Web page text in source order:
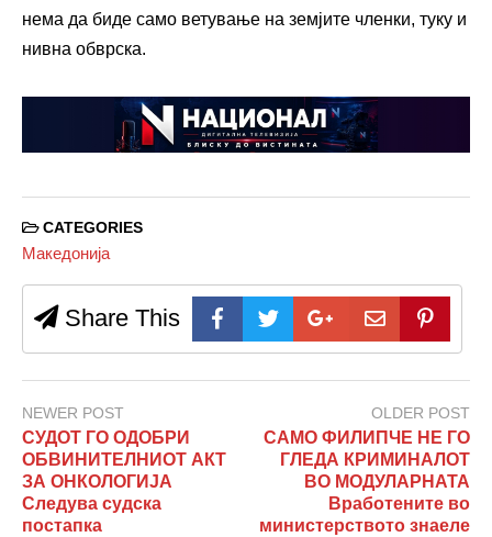
нема да биде само ветување на земјите членки, туку и
нивна обврска.
CATEGORIES
Македонија
Share This
NEWER POST
СУДОТ ГО ОДОБРИ
ОБВИНИТЕЛНИОТ АКТ
ЗА ОНКОЛОГИЈА
Следува судска
постапка
OLDER POST
САМО ФИЛИПЧЕ НЕ ГО
ГЛЕДА КРИМИНАЛОТ
ВО МОДУЛАРНАТА
Вработените во
министерството знаеле